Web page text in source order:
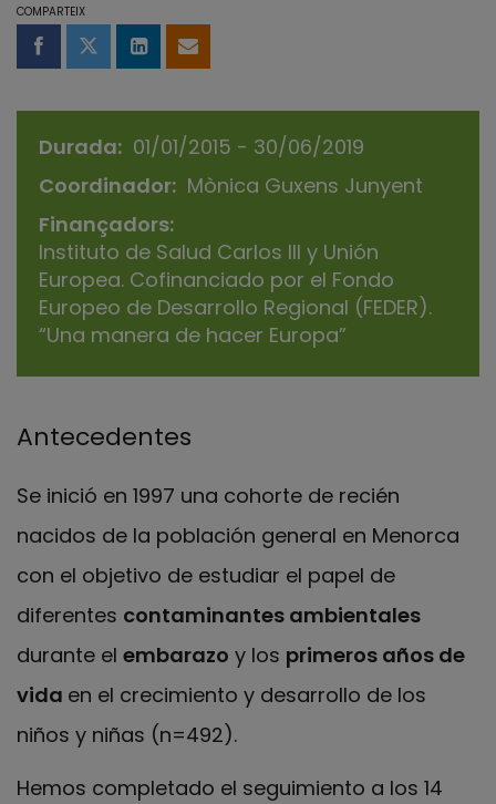
COMPARTEIX
Compartir a Facebook
Compartir a Twitter
Comparteix a LinkedIn
Comparteix per email
Durada
01/01/2015 - 30/06/2019
Coordinador Mònica Guxens Junyent
Finançadors
Instituto de Salud Carlos III y Unión
Europea. Cofinanciado por el Fondo
Europeo de Desarrollo Regional (FEDER).
“Una manera de hacer Europa”
Antecedentes
Se inició en 1997 una cohorte de recién
nacidos de la población general en Menorca
con el objetivo de estudiar el papel de
diferentes contaminantes ambientales
durante el embarazo y los primeros años de
vida en el crecimiento y desarrollo de los
niños y niñas (n=492).
Hemos completado el seguimiento a los 14